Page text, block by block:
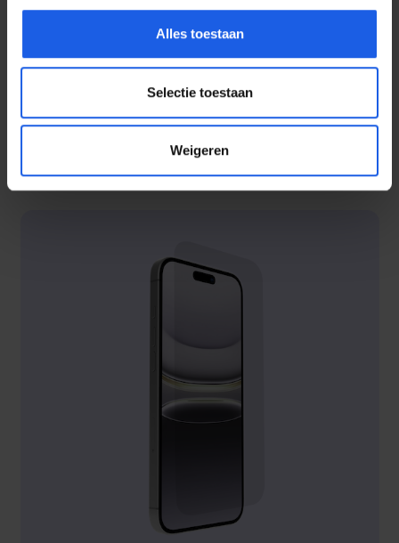
Alles toestaan
Selectie toestaan
Weigeren
Voor elke telefoon een
oortje